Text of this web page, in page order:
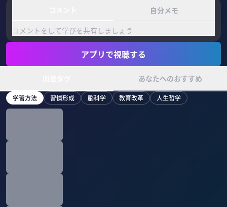
自分メモ
コメントをして学びを共有しましょう
アプリで視聴する
あなたへのおすすめ
学習方法 習慣形成 脳科学 教育改革 人生哲学